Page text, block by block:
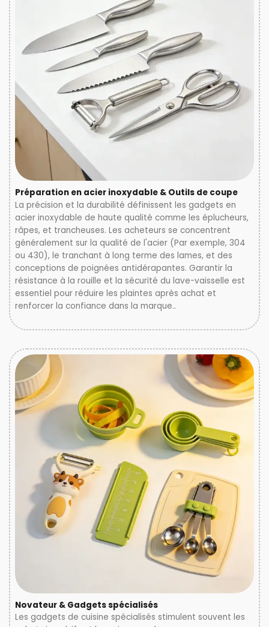
Préparation en acier inoxydable & Outils de coupe
La précision et la durabilité définissent les gadgets en
acier inoxydable de haute qualité comme les éplucheurs,
râpes, et trancheuses. Les acheteurs se concentrent
généralement sur la qualité de l'acier (Par exemple, 304
ou 430), le tranchant à long terme des lames, et des
conceptions de poignées antidérapantes. Garantir la
résistance à la rouille et la sécurité du lave-vaisselle est
essentiel pour réduire les plaintes après achat et
renforcer la confiance dans la marque..
Novateur & Gadgets spécialisés
Les gadgets de cuisine spécialisés stimulent souvent les